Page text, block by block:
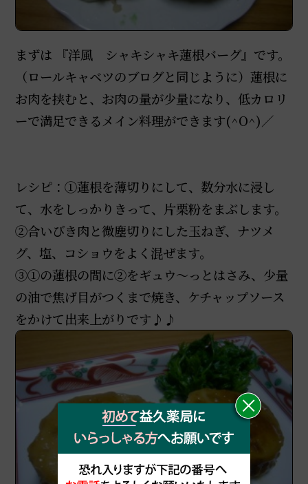
まずは 『洋風 シャキシャキ蓮根バーグ』です。
（ロールキャベツのブログと同じように）蓮根に
お肉を挟むと、お肉の量が少量になり、低カロリ
ーで満足できるメイン料理ができます(^O^)／
レシピ：①蓮根を薄切りにして、数分水に浸し
て、水をしっかりきって、片栗粉をまぶします。
②合いびき肉と微塵切りにした玉ねぎ、ナツメ
グ、塩、コショウをよく混ぜます。
③①の蓮根の間に②をギュウ～っとはさみ、少量
の油で焦げ目がつくまで焼き、ケチャップソース
をかけて出来上がりです♪♪